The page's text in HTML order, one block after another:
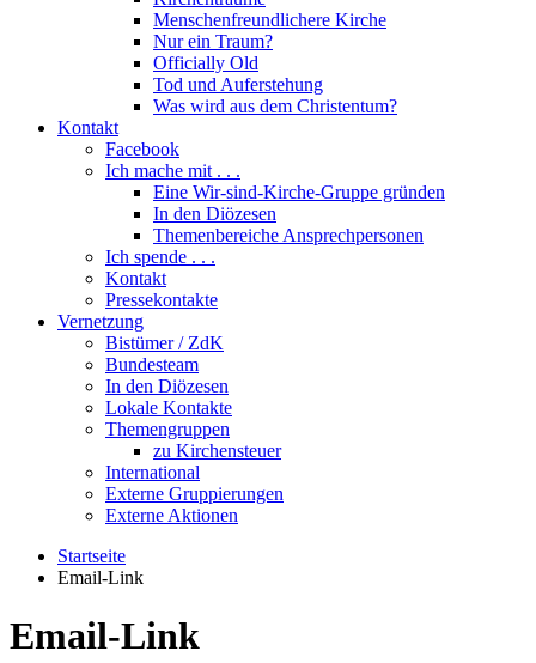
Menschenfreundlichere Kirche
Nur ein Traum?
Officially Old
Tod und Auferstehung
Was wird aus dem Christentum?
Kontakt
Facebook
Ich mache mit . . .
Eine Wir-sind-Kirche-Gruppe gründen
In den Diözesen
Themenbereiche Ansprechpersonen
Ich spende . . .
Kontakt
Pressekontakte
Vernetzung
Bistümer / ZdK
Bundesteam
In den Diözesen
Lokale Kontakte
Themengruppen
zu Kirchensteuer
International
Externe Gruppierungen
Externe Aktionen
Startseite
Email-Link
Email-Link